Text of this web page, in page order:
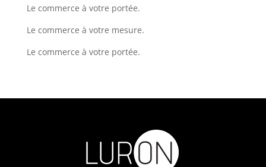
Le commerce à votre portée.
Le commerce à votre mesure.
Le commerce à votre portée.